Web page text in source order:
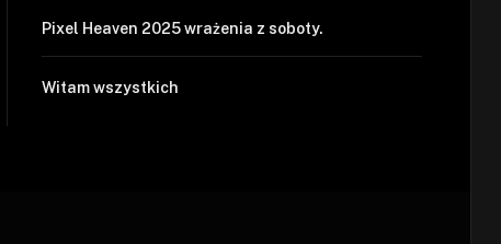
Pixel Heaven 2025 wrażenia z soboty.
Witam wszystkich